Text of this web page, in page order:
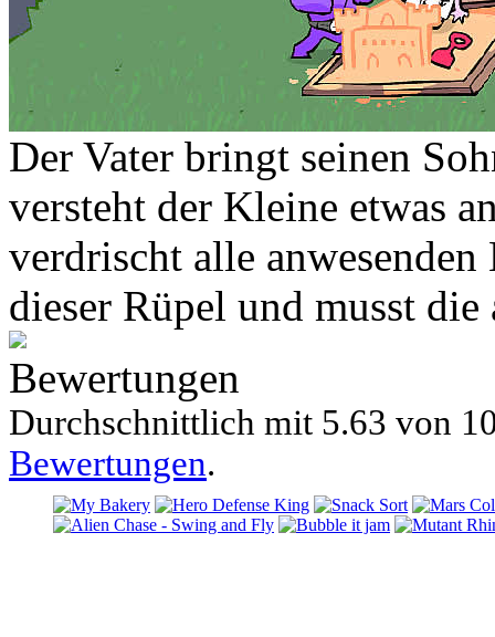
Der Vater bringt seinen
versteht der Kleine etwas
verdrischt alle
dieser Rüpel und musst
Bewertungen
Durchschnittlich mit 5.63 von
Bewertungen.